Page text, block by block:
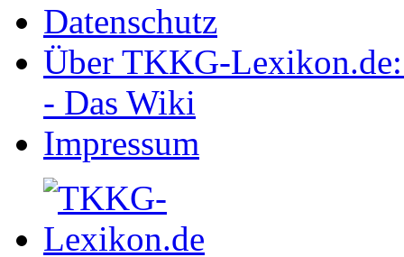
Datenschutz
Über TKKG-
- Das Wiki
Impressum